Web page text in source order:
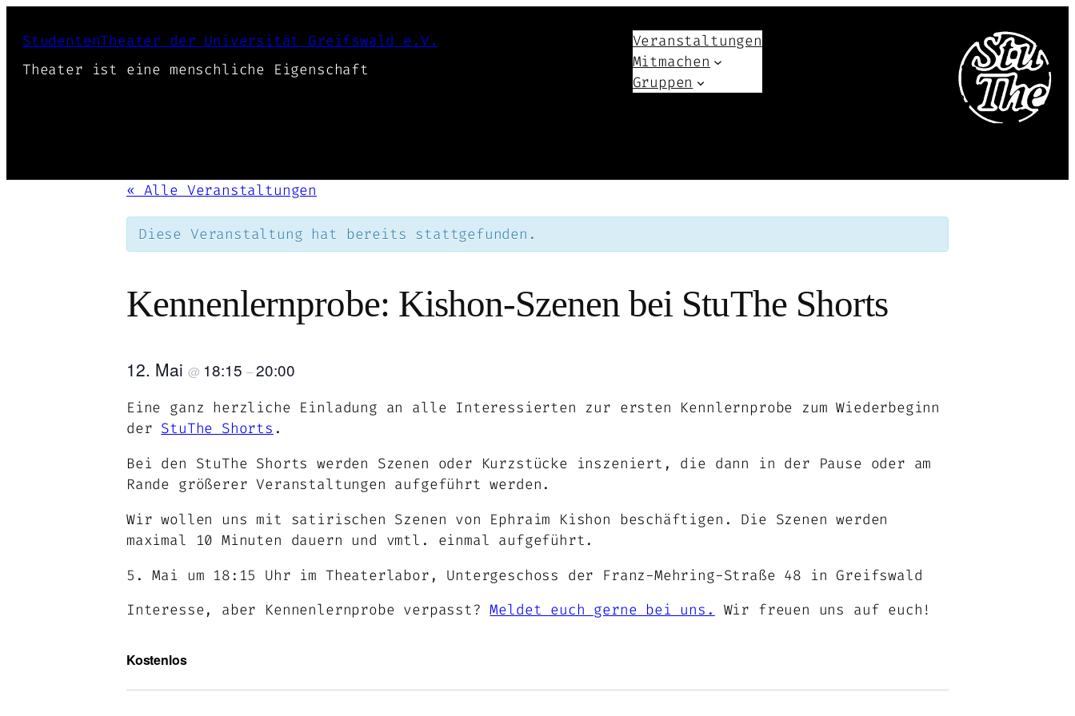
StudentenTheater der Universität Greifswald e.V.
Theater ist eine menschliche Eigenschaft
Veranstaltungen
Mitmachen
Gruppen
« Alle Veranstaltungen
Diese Veranstaltung hat bereits stattgefunden.
Kennenlernprobe: Kishon-Szenen bei StuThe Shorts
12. Mai @ 18:15 –20:00
Eine ganz herzliche Einladung an alle Interessierten zur ersten Kennlernprobe zum Wiederbeginn
der StuThe Shorts .
Bei den StuThe Shorts werden Szenen oder Kurzstücke inszeniert, die dann in der Pause oder am
Rande größerer Veranstaltungen aufgeführt werden.
Wir wollen uns mit satirischen Szenen von Ephraim Kishon beschäftigen. Die Szenen werden
maximal 10 Minuten dauern und vmtl. einmal aufgeführt.
5. Mai um 18:15 Uhr im Theaterlabor, Untergeschoss der Franz-Mehring-Straße 48 in Greifswald
Interesse, aber Kennenlernprobe verpasst?Meldet euch gerne bei uns. Wir freuen uns auf euch!
Kostenlos